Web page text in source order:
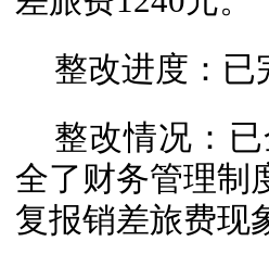
整改进度：已
整改情况：
全了财务管理制
复报销差旅费现